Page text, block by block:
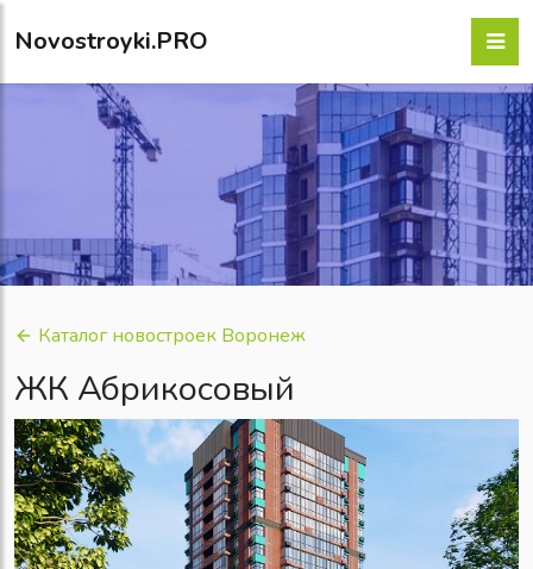
Novostroyki.PRO
Каталог новостроек Воронеж
ЖК Абрикосовый